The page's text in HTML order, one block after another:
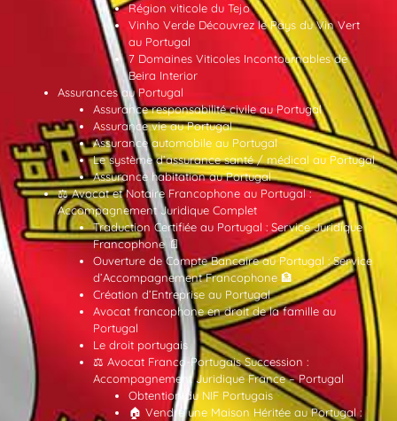
Région viticole du Tejo
Vinho Verde Découvrez le Pays du Vin Vert
au Portugal
7 Domaines Viticoles Incontournables de
Beira Interior
Assurances au Portugal
Assurance responsabilité civile au Portugal
Assurance vie au Portugal
Assurance automobile au Portugal
Le système d’assurance santé / médical au Portugal
Assurance habitation au Portugal
⚖️ Avocat et Notaire Francophone au Portugal :
Accompagnement Juridique Complet
Traduction Certifiée au Portugal : Service Juridique
Francophone 📄
Ouverture de Compte Bancaire au Portugal : Service
d’Accompagnement Francophone 🏦
Création d’Entreprise au Portugal
Avocat francophone en droit de la famille au
Portugal
Le droit portugais
⚖️ Avocat Franco-Portugais Succession :
Accompagnement Juridique France – Portugal
Obtention du NIF Portugais
🏠 Vendre une Maison Héritée au Portugal :